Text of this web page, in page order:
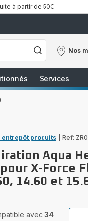
à partir de 50€
Nos
Nos
Services
entrepôt produits Ref:
Aqua
X-Force
14.60 et
avec 34